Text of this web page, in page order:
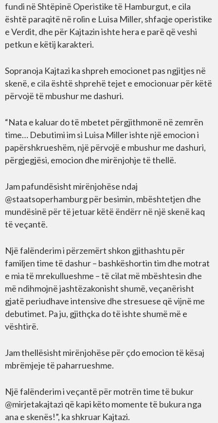
fundi në Shtëpinë Operistike të Hamburgut, e cila
është paraqitë në rolin e Luisa Miller, shfaqje operistike
e Verdit, dhe për Kajtazin ishte hera e parë që veshi
petkun e këtij karakteri.
Sopranoja Kajtazi ka shpreh emocionet pas ngjitjes në
skenë, e cila është shprehë tejet e emocionuar për këtë
përvojë të mbushur me dashuri.
“Nata e kaluar do të mbetet përgjithmonë në zemrën
time… Debutimi im si Luisa Miller ishte një emocion i
papërshkrueshëm, një përvojë e mbushur me dashuri,
përgjegjësi, emocion dhe mirënjohje të thellë.
Jam pafundësisht mirënjohëse ndaj
@staatsoperhamburg për besimin, mbështetjen dhe
mundësinë për të jetuar këtë ëndërr në një skenë kaq
të veçantë.
Një falënderim i përzemërt shkon gjithashtu për
familjen time të dashur – bashkëshortin tim dhe motrat
e mia të mrekullueshme – të cilat më mbështesin dhe
më ndihmojnë jashtëzakonisht shumë, veçanërisht
gjatë periudhave intensive dhe stresuese që vijnë me
debutimet. Pa ju, gjithçka do të ishte shumë më e
vështirë.
Jam thellësisht mirënjohëse për çdo emocion të kësaj
mbrëmjeje të paharrueshme.
Një falënderim i veçantë për motrën time të bukur
@mirjetakajtazi që kapi këto momente të bukura nga
ana e skenës!”, ka shkruar Kajtazi.